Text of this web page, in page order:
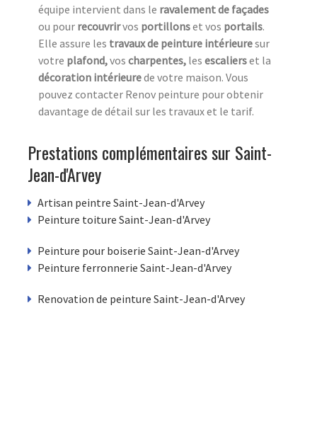
équipe intervient dans le ravalement de façades
ou pour recouvrirvos portillonset vos portails.
Elle assure les travaux de peinture intérieuresur
votre plafond,vos charpentes, les escalierset la
décoration intérieurede votre maison. Vous
pouvez contacter Renov peinture pour obtenir
davantage de détail sur les travaux et le tarif.
Prestations complémentaires sur Saint-
Jean-d'Arvey
Artisan peintre Saint-Jean-d'Arvey
Peinture toiture Saint-Jean-d'Arvey
Peinture pour boiserie Saint-Jean-d'Arvey
Peinture ferronnerie Saint-Jean-d'Arvey
Renovation de peinture Saint-Jean-d'Arvey